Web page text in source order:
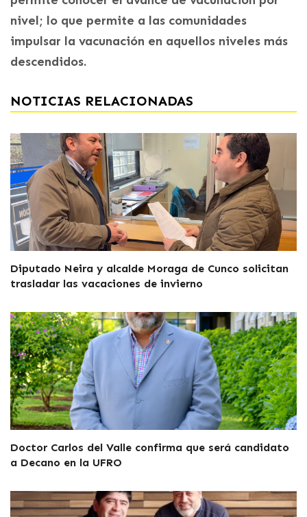
nivel; lo que permite a las comunidades
impulsar la vacunación en aquellos niveles más
descendidos.
NOTICIAS RELACIONADAS
Diputado Neira y alcalde Moraga de Cunco solicitan
trasladar las vacaciones de invierno
Doctor Carlos del Valle confirma que será candidato
a Decano en la UFRO